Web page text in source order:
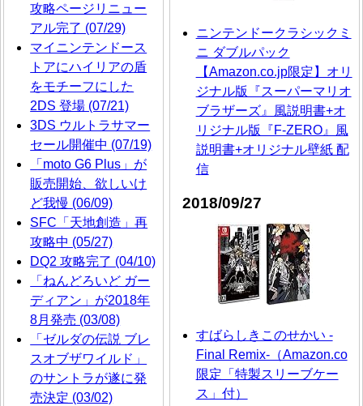
攻略ページリニュー
アル完了 (07/29)
マイニンテンドース
トアにハイリアの盾
をモチーフにした
2DS 登場 (07/21)
3DS ウルトラサマー
セール開催中 (07/19)
「moto G6 Plus」が
販売開始、欲しいけ
ど我慢 (06/09)
SFC「天地創造」再
攻略中 (05/27)
DQ2 攻略完了 (04/10)
「ねんどろいど ガー
ディアン」が2018年
8月発売 (03/08)
「ゼルダの伝説 ブレ
スオブザワイルド」
のサントラが遂に発
売決定 (03/02)
ニンテンドークラシックミ
ニ ダブルパック
【Amazon.co.jp限定】オリ
ジナル版『スーパーマリオ
ブラザーズ』風説明書+オ
リジナル版『F-ZERO』風
説明書+オリジナル壁紙 配
信
2018/09/27
すばらしきこのせかい -
Final Remix-（Amazon.co
限定「特製スリーブケー
ス」付）